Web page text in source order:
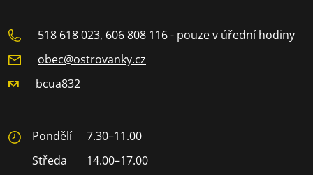
518 618 023, 606 808 116 - pouze v úřední hodiny
obec@ostrovanky.cz
bcua832
Pondělí
7.30–11.00
Středa
14.00–17.00